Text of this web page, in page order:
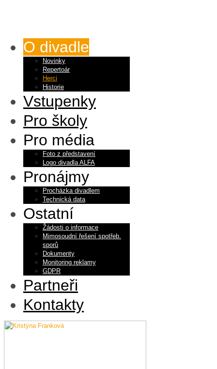
O divadle
Novinky
Repertoár
Herci
Historie
Vstupenky
Pro školy
Pro média
Foto z představení
Logo divadla ALFA
Pronájmy
Procházka divadlem
Technická data
Ostatní
Žádosti o informace
Mimosoudní řešení spotřeb.
sporů
Dokumenty
Monitoring reklamy
GDPR
Partneři
Kontakty